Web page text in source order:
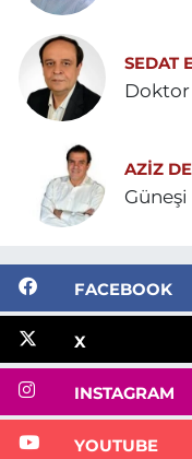
SEDAT
AZIZ
FACEBOOK
X
INSTAGRAM
YOUTUBE